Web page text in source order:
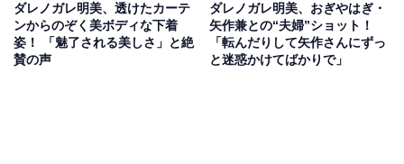
ダレノガレ明美、透けたカーテ
ンからのぞく美ボディな下着
姿！ 「魅了される美しさ」と絶
賛の声
ダレノガレ明美、おぎやはぎ・
矢作兼との“夫婦”ショット！
「転んだりして矢作さんにずっ
と迷惑かけてばかりで」